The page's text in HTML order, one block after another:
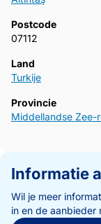
Postcode
07112
Land
Turkije
Provincie
Middellandse Zee-
Informatie
Wil je meer
in en de